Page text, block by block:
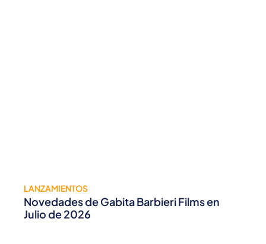
LANZAMIENTOS
Novedades de Gabita Barbieri Films en
Julio de 2026